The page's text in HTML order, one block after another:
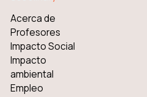
Acerca de
Profesores
Impacto Social
Impacto
ambiental
Empleo